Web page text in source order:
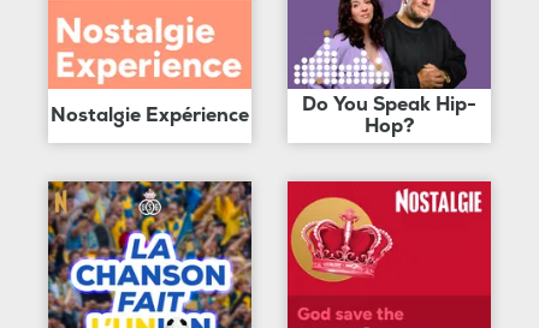
Nostalgie Expérience
Do You Speak Hip-
Hop?